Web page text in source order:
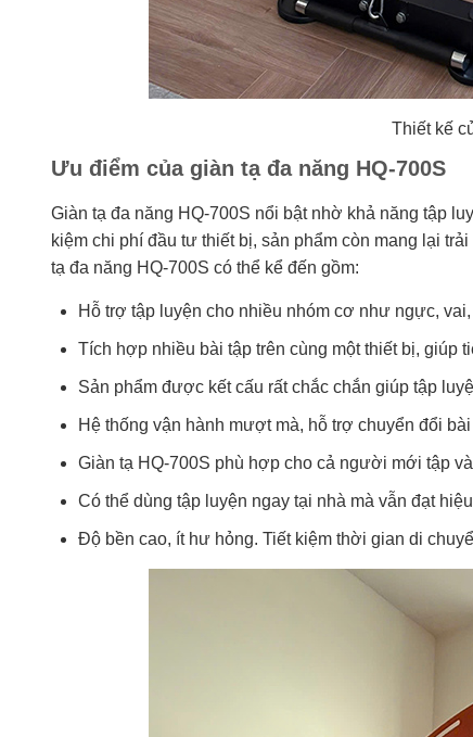
Thiết kế
Ưu điểm của giàn tạ đa năng HQ-700S
Giàn tạ đa năng HQ-700S nổi bật nhờ khả năng tập
kiệm chi phí đầu tư thiết bị, sản phẩm còn mang lại
tạ đa năng HQ-700S có thể kể đến gồm:
Hỗ trợ tập luyện cho nhiều nhóm cơ như ngực,
Tích hợp nhiều bài tập trên cùng một thiết bị, giúp
Sản phẩm được kết cấu rất chắc chắn giúp tập
Hệ thống vận hành mượt mà, hỗ trợ chuyển đổi
Giàn tạ HQ-700S phù hợp cho cả người mới tập
Có thể dùng tập luyện ngay tại nhà mà vẫn đạt
Độ bền cao, ít hư hỏng. Tiết kiệm thời gian di